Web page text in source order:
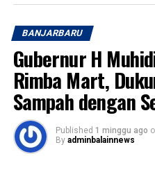
ketentuan yakni minimal
berkaitan dengan
dan pangkaderan,
“Agar kemanfaatannya bisa
masyarakat Banua di
beliau (Gubernur H
wartawan, usai kegiatan.
Pada kesempatan itu, Adi
BANJARBARU
Gubernur H
Rimba Mart,
Sampah dengan
Published 1 minggu ago
By adminbalainnews